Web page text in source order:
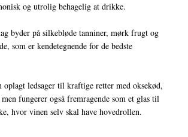
og utrolig behagelig at drikke.
byder på silkebløde tanniner, mørk frugt og
som er kendetegnende for de bedste
oplagt ledsager til kraftige retter med oksekød,
fungerer også fremragende som et glas til
hvor vinen selv skal have hovedrollen.